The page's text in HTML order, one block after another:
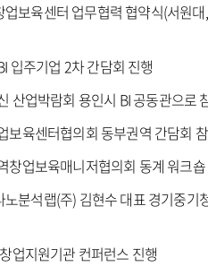
보육센터 업무협력 협약식(서원대,
입주기업 2차 간담회 진행
산업박람회 용인시 BI 공동관으로
보육센터협의회 동부권역 간담회
창업보육매니저협의회 동계 워크
분석랩(주) 김현수 대표 경기중기
업지원기관 컨퍼런스 진행